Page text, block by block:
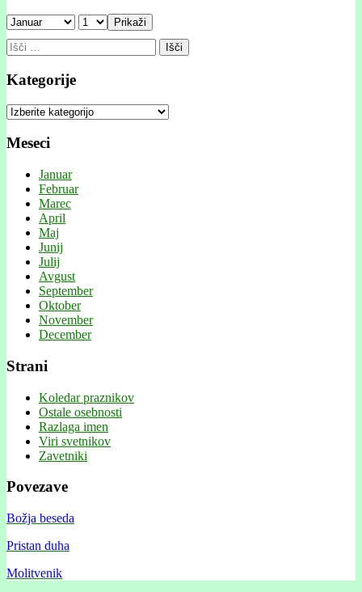
Prikaži
Išči:
Kategorije
Kategorije
Meseci
Januar
Februar
Marec
April
Maj
Junij
Julij
Avgust
September
Oktober
November
December
Strani
Koledar praznikov
Ostale osebnosti
Razlaga imen
Viri svetnikov
Zavetniki
Povezave
Božja beseda
Pristan duha
Molitvenik